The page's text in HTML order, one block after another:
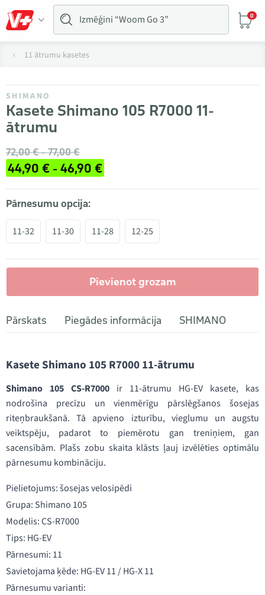
0
11 ātrumu kasetes
SHIMANO
Kasete Shimano 105 R7000 11-
ātrumu
72,00 € - 77,00 €
44,90 € - 46,90 €
Pārnesumu opcija:
11-32 11-30 11-28 12-25
Pievienot grozam
Pārskats Piegādes informācija SHIMANO
Kasete Shimano 105 R7000 11-ātrumu
Shimano 105 CS-R7000 ir 11-ātrumu HG-EV kasete, kas
nodrošina precīzu un vienmērīgu pārslēgšanos šosejas
riteņbraukšanā. Tā apvieno izturību, vieglumu un augstu
veiktspēju, padarot to piemērotu gan treniņiem, gan
sacensībām. Plašs zobu skaita klāsts ļauj izvēlēties optimālu
pārnesumu kombināciju.
Pielietojums: šosejas velosipēdi
Grupa: Shimano 105
Modelis: CS-R7000
Tips: HG-EV
Pārnesumi: 11
Savietojama ķēde: HG-EV 11 / HG-X 11
Pārnesumu varianti: